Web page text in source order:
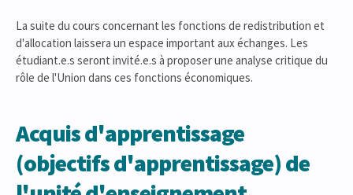
La suite du cours concernant les fonctions de redistribution et
d'allocation laissera un espace important aux échanges. Les
étudiant.e.s seront invité.e.s à proposer une analyse critique du
rôle de l'Union dans ces fonctions économiques.
Acquis d'apprentissage
(objectifs d'apprentissage) de